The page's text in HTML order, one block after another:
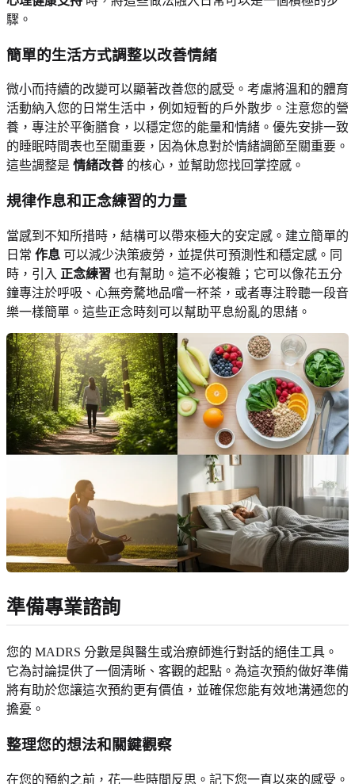
驟。
簡單的生活方式調整以改善情緒
微小而持續的改變可以顯著改善您的感受。考慮將溫和的體育
活動納入您的日常生活中，例如短暫的戶外散步。注意您的營
養，專注於平衡膳食，以穩定您的能量和情緒。優先安排一致
的睡眠時間表也至關重要，因為休息對於情緒調節至關重要。
這些調整是 情緒改善 的核心，並幫助您找回掌控感。
規律作息和正念練習的力量
當感到不知所措時，結構可以帶來極大的安定感。建立簡單的
日常 作息 可以減少決策疲勞，並提供可預測性和穩定感。同
時，引入 正念練習 也有幫助。這不必複雜；它可以像花五分
鐘專注於呼吸、心無旁騖地品嚐一杯茶，或者專注聆聽一段音
樂一樣簡單。這些正念時刻可以幫助平息紛亂的思緒。
準備專業諮詢
您的 MADRS 分數是與醫生或治療師進行對話的絕佳工具。
它為討論提供了一個清晰、客觀的起點。為這次預約做好準備
將有助於您讓這次預約更有價值，並確保您能有效地溝通您的
擔憂。
整理您的想法和關鍵觀察
在您的預約之前，花一些時間反思。記下您一直以來的感受。